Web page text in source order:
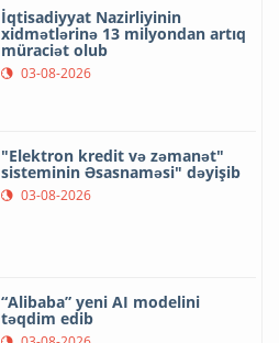
İqtisadiyyat Nazirliyinin
xidmətlərinə 13 milyondan artıq
müraciət olub
03-08-2026
"Elektron kredit və zəmanət"
sisteminin Əsasnaməsi" dəyişib
03-08-2026
“Alibaba” yeni AI modelini
təqdim edib